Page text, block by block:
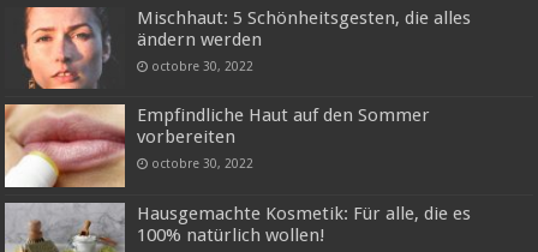
Mischhaut: 5 Schönheitsgesten, die alles
ändern werden
octobre 30, 2022
Empfindliche Haut auf den Sommer
vorbereiten
octobre 30, 2022
Hausgemachte Kosmetik: Für alle, die es
100% natürlich wollen!